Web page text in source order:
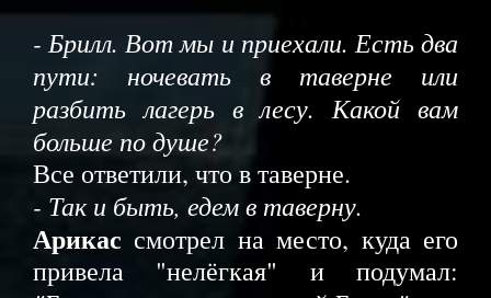
- Брилл. Вот мы и приехали. Есть два
пути: ночевать в таверне или
разбить лагерь в лесу. Какой вам
больше по душе?
Все ответили, что в таверне.
- Так и быть, едем в таверну.
Арикас смотрел на место, куда его
привела "нелёгкая" и подумал: